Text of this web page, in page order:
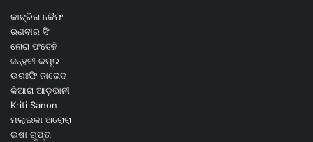
କାଟ୍ରିନା କୈଫ
ରଣବୀର ସିଂ
ନୋରା ଫତେହି
ଜନ୍ହବୀ କପୂର
ଉରଃଫି ଜାଭେଦ
କିଆରା ଆଡ଼ଭାନୀ
Kriti Sanon
ମଲାଇକା ଅରୋରା
ଇଷା ଗୁପ୍ତା